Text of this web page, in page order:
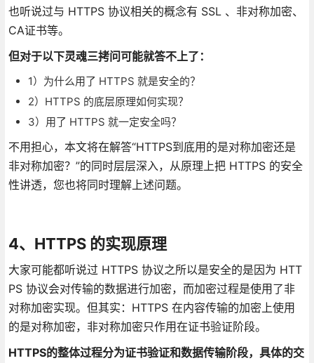
也听说过与 HTTPS 协议相关的概念有 SSL 、非对称加密、
CA证书等。
但对于以下灵魂三拷问可能就答不上了：
1）为什么用了 HTTPS 就是安全的？
2）HTTPS 的底层原理如何实现？
3）用了 HTTPS 就一定安全吗？
不用担心，本文将在解答“HTTPS到底用的是对称加密还是
非对称加密？”的同时层层深入，从原理上把 HTTPS 的安全
性讲透，您也将同时理解上述问题。
4、HTTPS 的实现原理
大家可能都听说过 HTTPS 协议之所以是安全的是因为 HTT
PS 协议会对传输的数据进行加密，而加密过程是使用了非
对称加密实现。但其实：HTTPS 在内容传输的加密上使用
的是对称加密，非对称加密只作用在证书验证阶段。
HTTPS的整体过程分为证书验证和数据传输阶段，具体的交